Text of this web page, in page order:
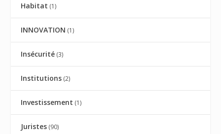
Habitat (1)
INNOVATION (1)
Insécurité (3)
Institutions (2)
Investissement (1)
Juristes (90)